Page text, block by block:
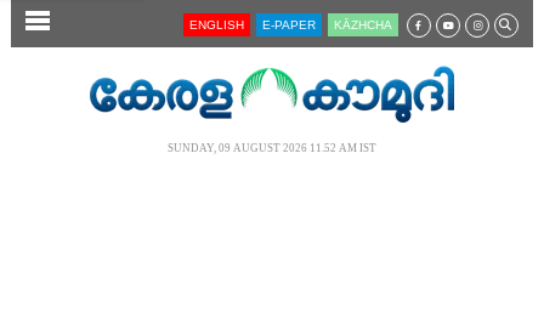
SECTIONS ENGLISH E-PAPER KĀZHCHA
SUNDAY, 09 AUGUST 2026 11.52 AM IST